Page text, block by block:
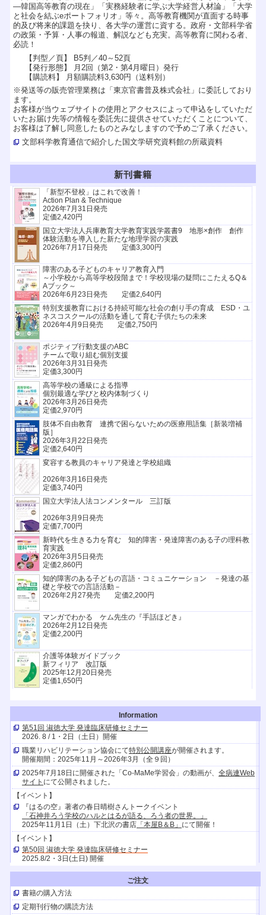
―韓国高等教育の現在」「実務経験者に学ぶ大学経営人材論」「大学
と社会を結ぶeポートフォリオ」等々。高等教育機関が直面する時事
的及び将来的課題を抉り、各大学の運営に資する。政府・文部科学省
の政策・予算・人事の報道、解説なども充実。高等教育に関わる者、
必読！
【判型／頁】 B5判／40～52頁
【発行形態】 月2回（第2・第4月曜日）発行
【購読料】 月額購読料3,630円（送料別）
※発送等の販売管理業務は「東京官書普及株式会社」に委託しており
ます。
お客様が当ウェブサイトの使用とアクセスによって申込をしていただ
いたお届け先等の情報を委託先に提供させていただくことについて、
お客様は了解し同意したものとみなしますので予めご了承ください。
文部科学教育通信で紹介した国文学研究資料館の所蔵資料
新刊書籍
「新型不登校」はこれで改善！
Action Plan & Technique
2026年7月31日発売
定価2,420円
国立大学法人兵庫教育大学教育実践学叢書9 地形×創作 創作
体験活動を導入した新たな地理学習の実践
2026年7月17日発売 定価3,300円
障害のある子どものキャリア教育入門
～小学校から高等学校段階まで！学校現場の疑問にこたえるQ＆
Aブック～
2026年6月23日発売 定価2,640円
特別支援教育における持続可能な社会の創り手の育成 ESD・ユ
ネスコスクールの活動を通して育む子供たちの未来
2026年4月9日発売 定価2,750円
ポジティブ行動支援のABC
チームで取り組む個別支援
2026年3月31日発売
定価3,300円
高等学校の通級による指導
個別最適な学びと校内体制づくり
2026年3月26日発売
定価2,970円
肢体不自由教育 連携で困らないための医療用語集［新装増補
版］
2026年3月22日発売
定価2,640円
変容する教員のキャリア発達と学校組織
2026年3月16日発売
定価3,740円
国立大学法人法コンメンタール 三訂版
2026年3月9日発売
定価7,700円
新時代を生きる力を育む 知的障害・発達障害のある子の理科教
育実践
2026年3月5日発売
定価2,860円
知的障害のある子どもの言語・コミュニケーション －発達の基
礎と学校での言語活動－
2026年2月27発売 定価2,200円
マンガでわかる ケム先生の『手話ほどき』
2026年2月12日発売
定価2,200円
介護等体験ガイドブック
新フィリア 改訂版
2025年12月20日発売
定価1,650円
Information
第51回 淑徳大学 発達臨床研修セミナー
2026. 8 / 1・2日（土日）開催
職業リハビリテーション協会にて特別公開講座が開催されます。
開催期間：2025年11月～2026年3月（全９回）
2025年7月18日に開催された「Co-MaMe学習会」の動画が、 全病連Web
サイト にて公開されました。
【イベント】
『はるの空』著者の春日晴樹さんトークイベント
「石神井ろう学校のハルとはるが語る、ろう者の世界。」
2025年11月1日（土）下北沢の書店 「本屋B＆B」 にて開催！
【イベント】
第50回 淑徳大学 発達臨床研修セミナー
2025.8/2・3日(土日) 開催
【イベント】
お問合せが続いているので申し込み期限を延長します。検討中のみなさん
お急ぎください！
（ただし、16日以降は若干の制限があることをご了承くださいませ）
ご注文
書籍の購入方法
定期刊行物の購読方法